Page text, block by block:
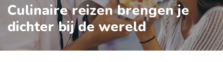
Culinaire reizen brengen je
dichter bij de wereld